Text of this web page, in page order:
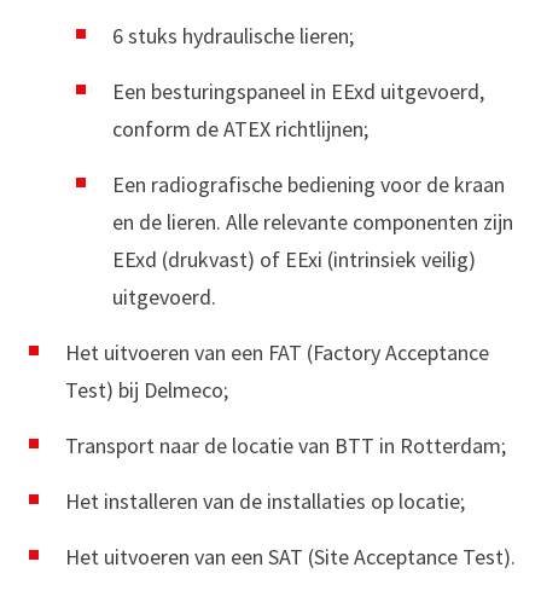
6 stuks hydraulische lieren;
Een besturingspaneel in EExd uitgevoerd,
conform de ATEX richtlijnen;
Een radiografische bediening voor de kraan
en de lieren. Alle relevante componenten zijn
EExd (drukvast) of EExi (intrinsiek veilig)
uitgevoerd.
Het uitvoeren van een FAT (Factory Acceptance
Test) bij Delmeco;
Transport naar de locatie van BTT in Rotterdam;
Het installeren van de installaties op locatie;
Het uitvoeren van een SAT (Site Acceptance Test).